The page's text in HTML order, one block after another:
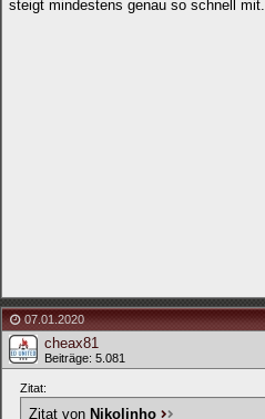
steigt mindestens genau so schnell mit.
07.01.2020
cheax81
Beiträge: 5.081
Zitat:
Zitat von Nikolinho